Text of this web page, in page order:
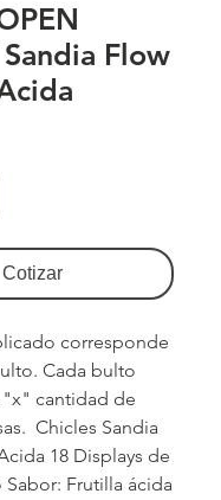
Flow
Cotizar
corresponde
Cada bulto
cantidad de
Chicles Sandia
18 Displays de
Sabor: Frutilla ácida